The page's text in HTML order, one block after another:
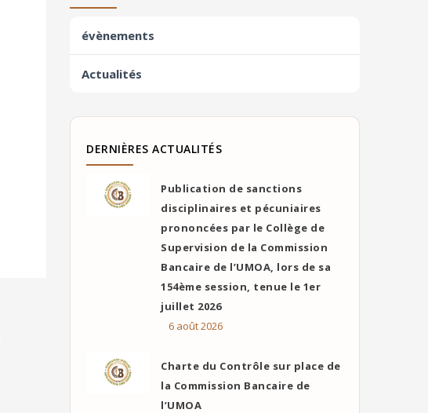
évènements
Actualités
DERNIÈRES ACTUALITÉS
Publication de sanctions
disciplinaires et pécuniaires
prononcées par le Collège de
Supervision de la Commission
Bancaire de l’UMOA, lors de sa
154ème session, tenue le 1er
juillet 2026
6 août 2026
Charte du Contrôle sur place de
la Commission Bancaire de
l’UMOA